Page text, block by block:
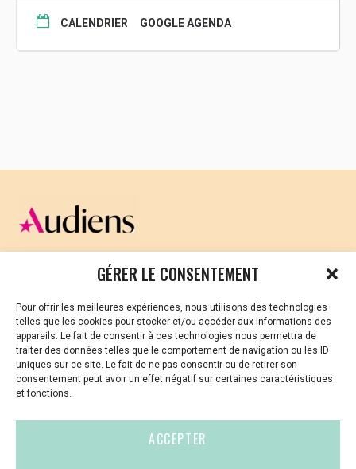
GÉRER LE CONSENTEMENT
Pour offrir les meilleures expériences, nous utilisons des technologies
telles que les cookies pour stocker et/ou accéder aux informations des
appareils. Le fait de consentir à ces technologies nous permettra de
traiter des données telles que le comportement de navigation ou les ID
uniques sur ce site. Le fait de ne pas consentir ou de retirer son
consentement peut avoir un effet négatif sur certaines caractéristiques
et fonctions.
ACCEPTER
Retrouvez toutes les infos
CALENDRIER GOOGLE AGENDA
CELLULE D’ÉCOUTE ET DE SOUTIEN PSYCHOLOGIQUE ET
Vous avez été témoin ou vous êtes victime de VSS ? Ou
vous êtes référent·es harcèlement en besoin de soutien
ou d’informations ?
01 87 20 30 90
violences-sexuelles-culture@audiens.org